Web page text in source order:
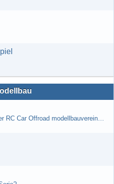
Gibt es noch in Raum Hannover RC Car Offroad modellbauvereine, habe selbst schon gegoogelt aber erfolglos